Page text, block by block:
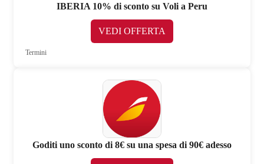
IBERIA 10% di sconto su Voli a Peru
VEDI OFFERTA
Termini
Goditi uno sconto di 8€ su una spesa di 90€ adesso